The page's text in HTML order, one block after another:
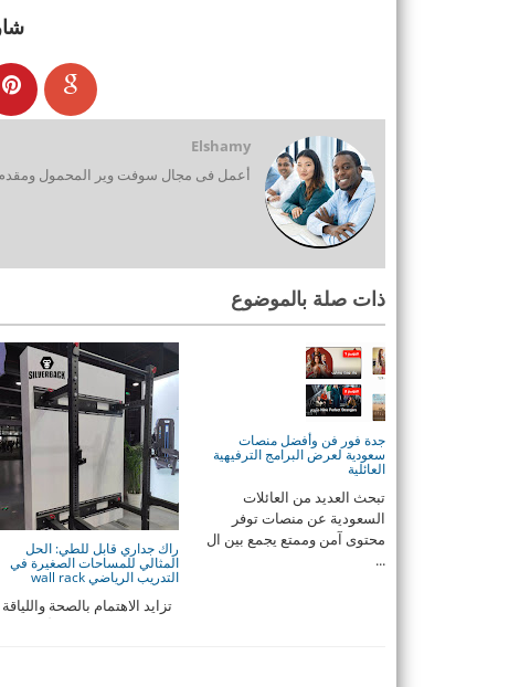
Elshamy
أعمل فى مجال سوفت وير المحمول ومقدم
ذات صلة بالموضوع
جدة فور فن وأفضل منصات
سعودية لعرض البرامج الترفيهية
العائلية
تبحث العديد من العائلات
السعودية عن منصات توفر
محتوى آمن وممتع يجمع بين ال
...
راك جداري قابل للطي: الحل
المثالي للمساحات الصغيرة في
التدريب الرياضي wall rack
تزايد الاهتمام بالصحة واللياقة